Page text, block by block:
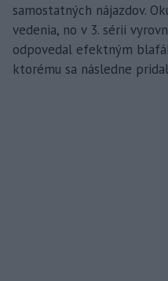
samostatných nájazdov.
vedenia, no v 3. sérii
odpovedal efektným
ktorému sa následne